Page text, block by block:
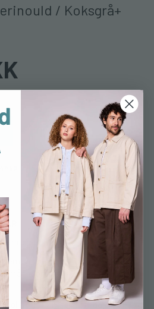
/ Koksgrå+
edition"
åndebar, føles kølende og
og er Økotex standard 100